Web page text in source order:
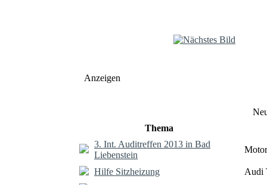
Anzeigen
Thema
3. Int. Auditreffen 2013 in Bad
Liebenstein
Hilfe Sitzheizung
Audi